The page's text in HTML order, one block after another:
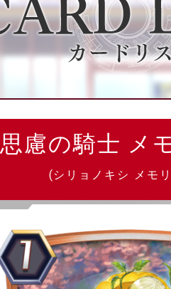
思慮の騎士 メ
(シリョノキシ メモ